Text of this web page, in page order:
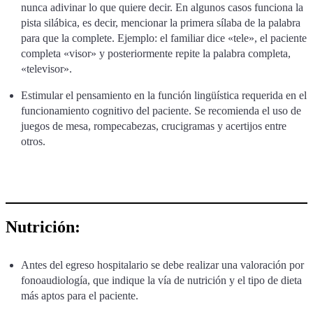
nunca adivinar lo que quiere decir. En algunos casos funciona la
pista silábica, es decir, mencionar la primera sílaba de la palabra
para que la complete. Ejemplo: el familiar dice «tele», el paciente
completa «visor» y posteriormente repite la palabra completa,
«televisor».
Estimular el pensamiento en la función lingüística requerida en el
funcionamiento cognitivo del paciente. Se recomienda el uso de
juegos de mesa, rompecabezas, crucigramas y acertijos entre
otros.
Nutrición:
Antes del egreso hospitalario se debe realizar una valoración por
fonoaudiología, que indique la vía de nutrición y el tipo de dieta
más aptos para el paciente.